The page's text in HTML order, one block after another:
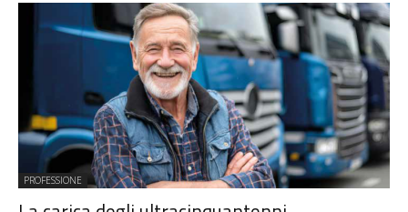
PROFESSIONE